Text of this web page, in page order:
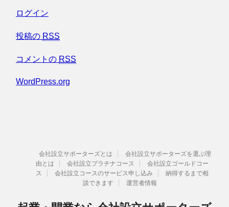
ログイン
投稿の RSS
コメントの RSS
WordPress.org
会社設立サポーターズとは
会社設立サポーターズを選ぶ理
由とは
会社設立プラチナコース
会社設立ゴールドコー
ス
会社設立コースのサービス申し込み
納得するまで相
談できます
運営者情報